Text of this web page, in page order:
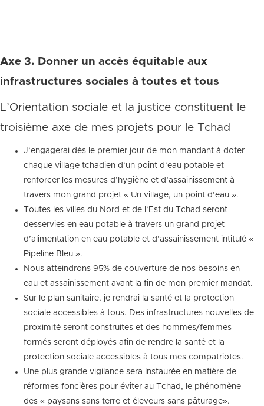
Axe 3. Donner un accès équitable aux
infrastructures sociales à toutes et tous
L’Orientation sociale et la justice constituent le
troisième axe de mes projets pour le Tchad
J’engagerai dès le premier jour de mon mandant à doter
chaque village tchadien d’un point d’eau potable et
renforcer les mesures d’hygiène et d’assainissement à
travers mon grand projet « Un village, un point d’eau ».
Toutes les villes du Nord et de l’Est du Tchad seront
desservies en eau potable à travers un grand projet
d’alimentation en eau potable et d’assainissement intitulé «
Pipeline Bleu ».
Nous atteindrons 95% de couverture de nos besoins en
eau et assainissement avant la fin de mon premier mandat.
Sur le plan sanitaire, je rendrai la santé et la protection
sociale accessibles à tous. Des infrastructures nouvelles de
proximité seront construites et des hommes/femmes
formés seront déployés afin de rendre la santé et la
protection sociale accessibles à tous mes compatriotes.
Une plus grande vigilance sera Instaurée en matière de
réformes foncières pour éviter au Tchad, le phénomène
des « paysans sans terre et éleveurs sans pâturage».